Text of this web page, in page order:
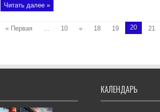
Читать далее »
« Первая ... 10 « 18 19 20 21
КАЛЕНДАРЬ